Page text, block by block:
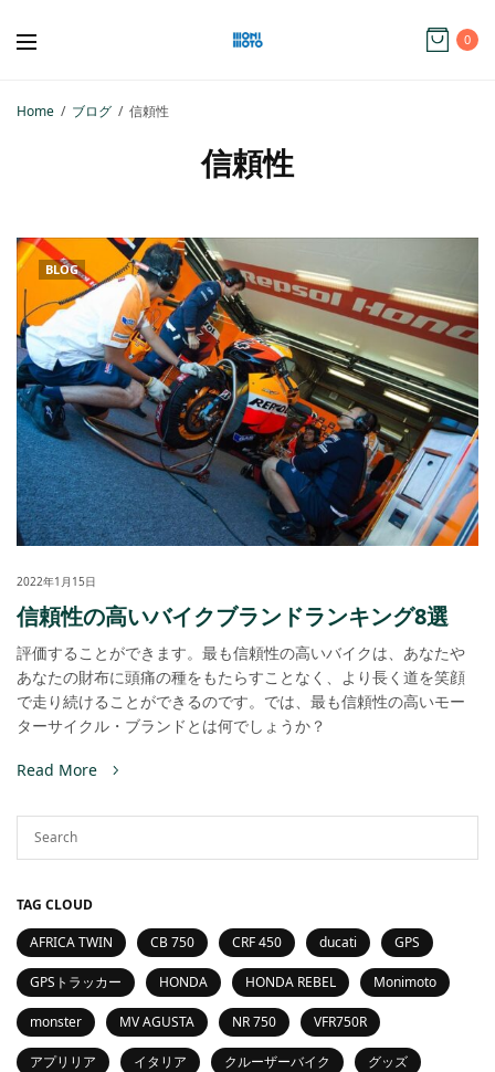
0
Home ブログ 信頼性
信頼性
BLOG
2022年1月15日
信頼性の高いバイクブランドランキング8選
評価することができます。最も信頼性の高いバイクは、あなたや
あなたの財布に頭痛の種をもたらすことなく、より長く道を笑顔
で走り続けることができるのです。では、最も信頼性の高いモー
ターサイクル・ブランドとは何でしょうか？
Read More
TAG CLOUD
AFRICA TWIN
CB 750 CRF 450 ducati GPS
GPSトラッカー HONDA HONDA REBEL Monimoto
monster MV AGUSTA NR 750 VFR750R
アプリリア イタリア クルーザーバイク グッズ